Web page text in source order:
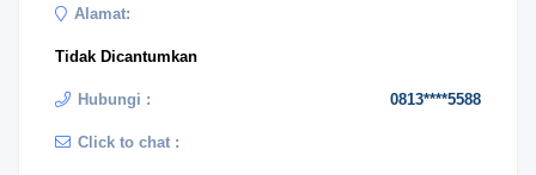
Alamat:
Tidak Dicantumkan
Hubungi : 0813****5588
Click to chat :